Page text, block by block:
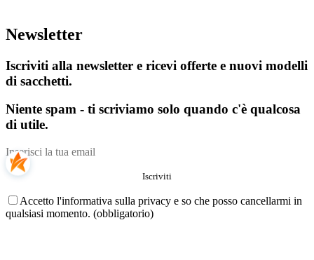
Newsletter
Iscriviti alla newsletter e ricevi offerte e nuovi modelli
di sacchetti.
Niente spam - ti scriviamo solo quando c'è qualcosa
di utile.
Accetto l'informativa sulla privacy e so che posso cancellarmi in
qualsiasi momento. (obbligatorio)